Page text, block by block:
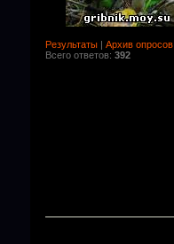
Результаты | Архив опросов
Всего ответов: 392